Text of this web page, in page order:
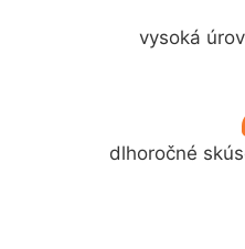
vysoká
dlhoročné